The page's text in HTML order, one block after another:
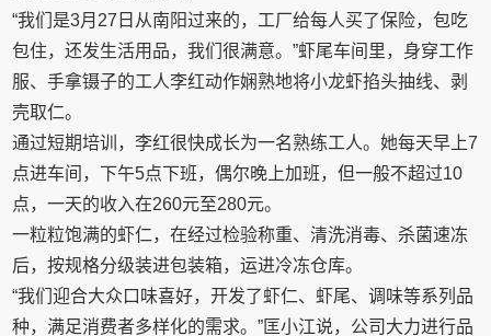
“我们是3月27日从南阳过来的，工厂给每人买了保险，包吃
包住，还发生活用品，我们很满意。”虾尾车间里，身穿工作
服、手拿镊子的工人李红动作娴熟地将小龙虾掐头抽线、剥
壳取仁。
通过短期培训，李红很快成长为一名熟练工人。她每天早上7
点进车间，下午5点下班，偶尔晚上加班，但一般不超过10
点，一天的收入在260元至280元。
一粒粒饱满的虾仁，在经过检验称重、清洗消毒、杀菌速冻
后，按规格分级装进包装箱，运进冷冻仓库。
“我们迎合大众口味喜好，开发了虾仁、虾尾、调味等系列品
种，满足消费者多样化的需求。”匡小江说，公司大力进行品